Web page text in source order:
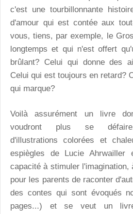
c'est une tourbillonnante
d'amour qui est contée aux
vous, tiens, par exemple, le
longtemps et qui n'est offert
brûlant? Celui qui donne des
Celui qui est toujours en retard?
qui marque?
Voilà assurément un livre
voudront plus se
d'illustrations colorées et
espiègles de Lucie Ahrwailler
capacité à stimuler
pour les parents de raconter
des contes qui sont évoqués
pages...) et se veut un